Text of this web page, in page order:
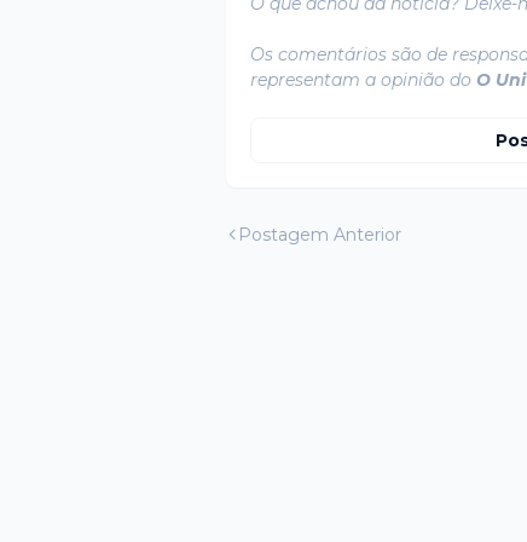
Os comentários são de
representam a opinião do O
Postagem Anterior